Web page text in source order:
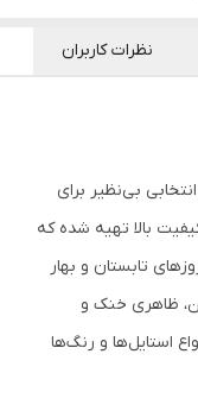
نظرات کاربران
بی‌نظیر برای
بالا تهیه شده که
تابستان و بهار
ظاهری خنک و
استایل‌ها و رنگ‌ها